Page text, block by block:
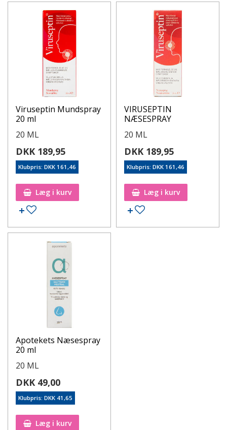
Viruseptin Mundspray
20 ml
20 ML
DKK 189,95
Klubpris: DKK 161,46
Læg i kurv
VIRUSEPTIN
NÆSESPRAY
20 ML
DKK 189,95
Klubpris: DKK 161,46
Læg i kurv
Apotekets Næsespray
20 ml
20 ML
DKK 49,00
Klubpris: DKK 41,65
Læg i kurv